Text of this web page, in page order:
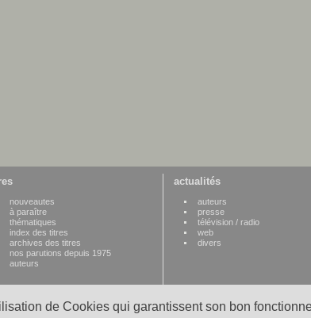
de Cookies qui garantissent son bon
nouveautes
à paraître
thématiques
index des titres
archives des titres
nos parutions depuis 1975
auteurs
actualités
auteurs
presse
télévision / radio
web
divers